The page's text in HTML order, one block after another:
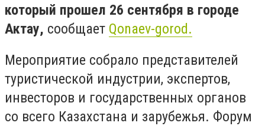
который прошел 26 сентября в городе
Актау, сообщает Qonaev-gorod.
Мероприятие собрало представителей
туристической индустрии, экспертов,
инвесторов и государственных органов
со всего Казахстана и зарубежья. Форум